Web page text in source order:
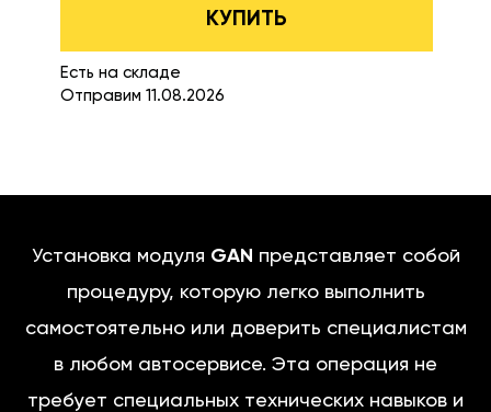
КУПИТЬ
Есть на складе
Отправим 11.08.2026
Установка модуля GAN представляет собой
процедуру, которую легко выполнить
самостоятельно или доверить специалистам
в любом автосервисе. Эта операция не
требует специальных технических навыков и